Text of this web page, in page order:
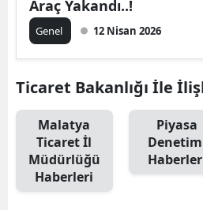
Araç Yakandı..!
Genel 12 Nisan 2026
Ticaret Bakanlığı İle
Malatya
Ticaret İl
Müdürlüğü
Haberleri
Piyasa